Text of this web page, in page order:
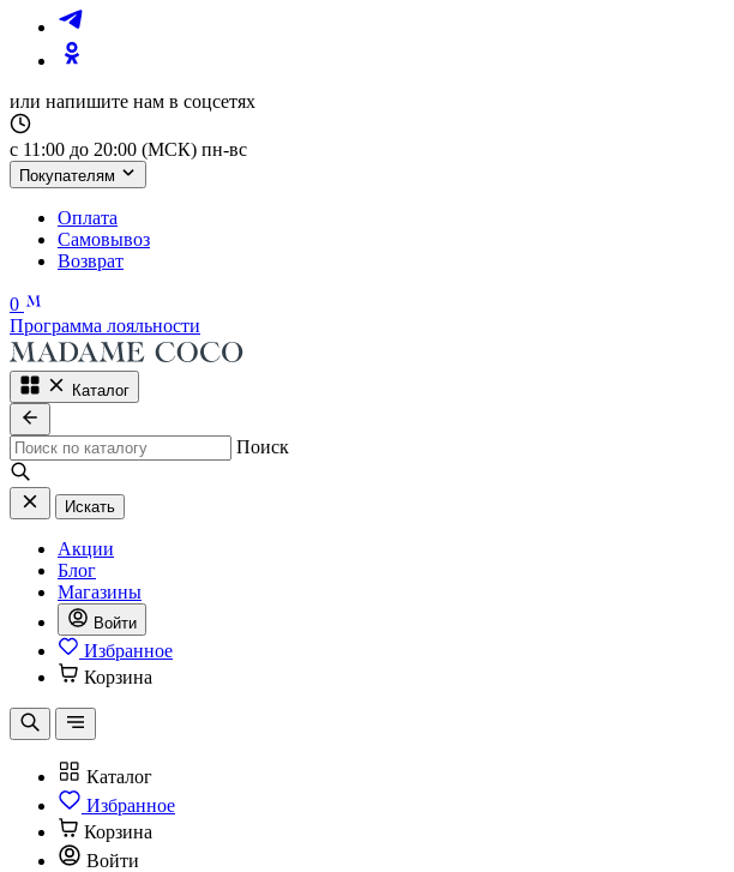
или напишите нам в соцсетях
с 11:00 до 20:00 (МСК) пн-вс
Покупателям
Оплата
Самовывоз
Возврат
0
Программа лояльности
Каталог
Поиск
Искать
Акции
Блог
Магазины
Войти
Избранное
Корзина
Каталог
Избранное
Корзина
Войти